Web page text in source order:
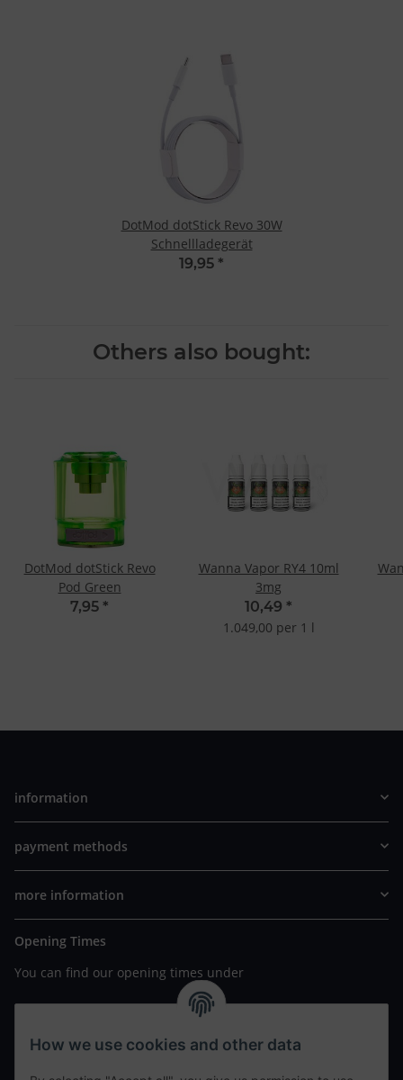
DotMod dotStick Revo 30W
Schnellladegerät
19,95 *
Others also bought:
DotMod dotStick Revo
Pod Green
7,95 *
Wanna Vapor RY4 10ml
3mg
10,49 *
1.049,00 per 1 l
information
payment methods
more information
Opening Times
You can find our opening times under
https://www.wannavapor.de/Filialen
your personal site
How we use cookies and other data